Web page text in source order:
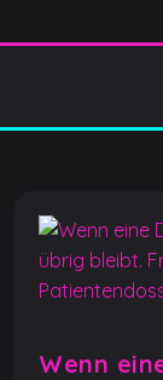
k
t
Wenn